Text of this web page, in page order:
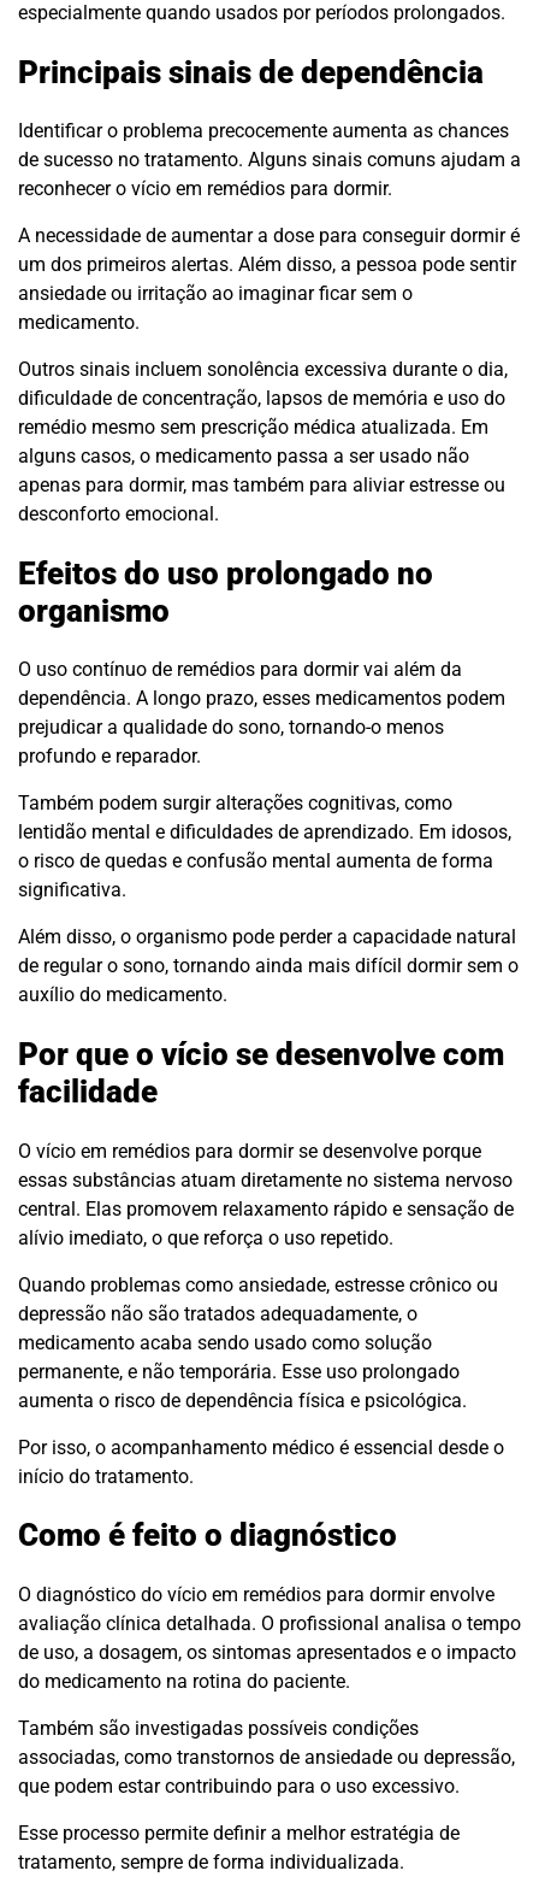
especialmente quando usados por períodos prolongados.
Principais sinais de dependência
Identificar o problema precocemente aumenta as chances
de sucesso no tratamento. Alguns sinais comuns ajudam a
reconhecer o vício em remédios para dormir.
A necessidade de aumentar a dose para conseguir dormir é
um dos primeiros alertas. Além disso, a pessoa pode sentir
ansiedade ou irritação ao imaginar ficar sem o
medicamento.
Outros sinais incluem sonolência excessiva durante o dia,
dificuldade de concentração, lapsos de memória e uso do
remédio mesmo sem prescrição médica atualizada. Em
alguns casos, o medicamento passa a ser usado não
apenas para dormir, mas também para aliviar estresse ou
desconforto emocional.
Efeitos do uso prolongado no
organismo
O uso contínuo de remédios para dormir vai além da
dependência. A longo prazo, esses medicamentos podem
prejudicar a qualidade do sono, tornando-o menos
profundo e reparador.
Também podem surgir alterações cognitivas, como
lentidão mental e dificuldades de aprendizado. Em idosos,
o risco de quedas e confusão mental aumenta de forma
significativa.
Além disso, o organismo pode perder a capacidade natural
de regular o sono, tornando ainda mais difícil dormir sem o
auxílio do medicamento.
Por que o vício se desenvolve com
facilidade
O vício em remédios para dormir se desenvolve porque
essas substâncias atuam diretamente no sistema nervoso
central. Elas promovem relaxamento rápido e sensação de
alívio imediato, o que reforça o uso repetido.
Quando problemas como ansiedade, estresse crônico ou
depressão não são tratados adequadamente, o
medicamento acaba sendo usado como solução
permanente, e não temporária. Esse uso prolongado
aumenta o risco de dependência física e psicológica.
Por isso, o acompanhamento médico é essencial desde o
início do tratamento.
Como é feito o diagnóstico
O diagnóstico do vício em remédios para dormir envolve
avaliação clínica detalhada. O profissional analisa o tempo
de uso, a dosagem, os sintomas apresentados e o impacto
do medicamento na rotina do paciente.
Também são investigadas possíveis condições
associadas, como transtornos de ansiedade ou depressão,
que podem estar contribuindo para o uso excessivo.
Esse processo permite definir a melhor estratégia de
tratamento, sempre de forma individualizada.